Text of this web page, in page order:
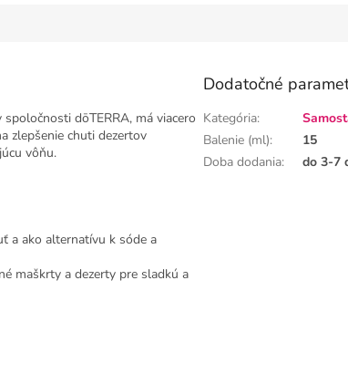
dōTERRA, má viacero
zlepšenie chuti dezertov
vôňu.
a ako alternatívu k sóde a
maškrty a dezerty pre sladkú a
Dodatočné
Kategória:
Balenie (ml):
15
Doba dodania: do 3-7